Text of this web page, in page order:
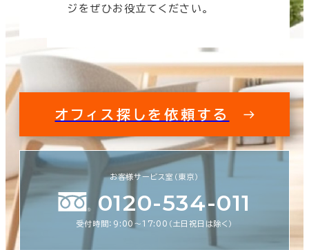
ジをぜひお役立てください。
オフィス探しを依頼する
お客様サービス室（東京）
0120-534-011
受付時間：9:00〜17:00（土日祝日は除く）